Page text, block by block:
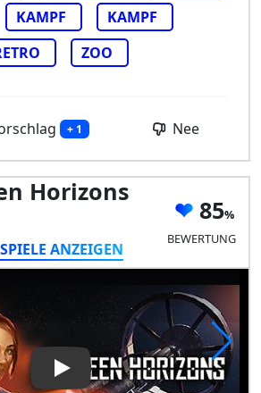
KAMPF
KAMPF
ZOO
+ 1 Nee
Horizons
ANZEIGEN
85
BEWERTUNG
Play Video: Between Horizons